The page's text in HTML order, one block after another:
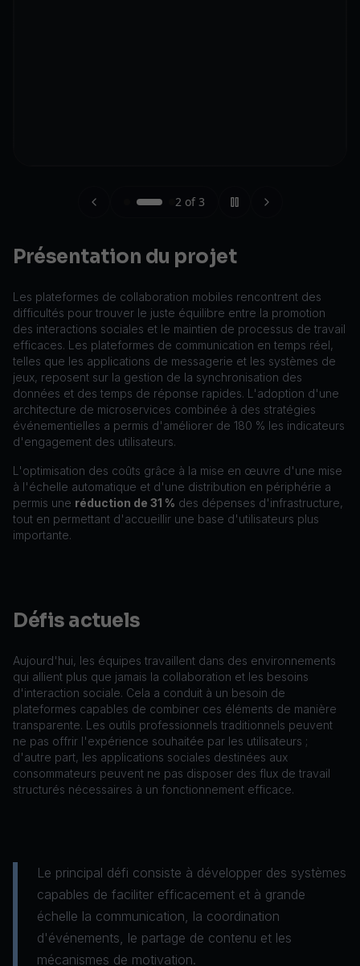
2of 3
Présentation du projet
Les plateformes de collaboration mobiles rencontrent des
difficultés pour trouver le juste équilibre entre la promotion
des interactions sociales et le maintien de processus de travail
efficaces. Les plateformes de communication en temps réel,
telles que les applications de messagerie et les systèmes de
jeux, reposent sur la gestion de la synchronisation des
données et des temps de réponse rapides. L'adoption d'une
architecture de microservices combinée à des stratégies
événementielles a permis d'améliorer de 180 % les indicateurs
d'engagement des utilisateurs.
L'optimisation des coûts grâce à la mise en œuvre d'une mise
à l'échelle automatique et d'une distribution en périphérie a
permis une réduction de 31 % des dépenses d'infrastructure,
tout en permettant d'accueillir une base d'utilisateurs plus
importante.
Défis actuels
Aujourd'hui, les équipes travaillent dans des environnements
qui allient plus que jamais la collaboration et les besoins
d'interaction sociale. Cela a conduit à un besoin de
plateformes capables de combiner ces éléments de manière
transparente. Les outils professionnels traditionnels peuvent
ne pas offrir l'expérience souhaitée par les utilisateurs ;
d'autre part, les applications sociales destinées aux
consommateurs peuvent ne pas disposer des flux de travail
structurés nécessaires à un fonctionnement efficace.
Le principal défi consiste à développer des systèmes
capables de faciliter efficacement et à grande
échelle la communication, la coordination
d'événements, le partage de contenu et les
mécanismes de motivation.